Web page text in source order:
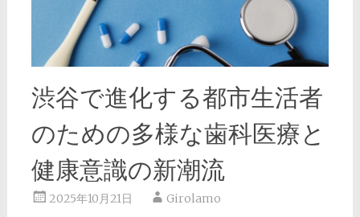
渋谷で進化する都市生活者
のための多様な歯科医療と
健康意識の新潮流
2025年10月21日 Girolamo